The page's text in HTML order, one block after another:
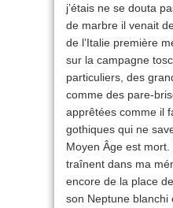
j’étais ne se douta
de marbre il venait
de l’Italie première
sur la campagne
particuliers, des
comme des pare-
apprêtées comme il
gothiques qui ne
Moyen Âge est
traînent dans ma
encore de la place
son Neptune blanchi